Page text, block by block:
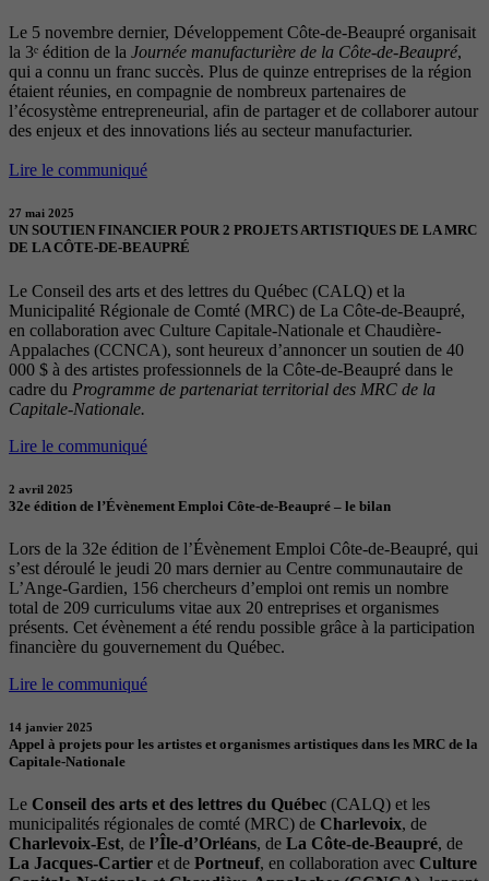
Le 5 novembre dernier, Développement Côte-de-Beaupré organisait
la 3ᵉ édition de la Journée manufacturière de la Côte-de-Beaupré,
qui a connu un franc succès. Plus de quinze entreprises de la région
étaient réunies, en compagnie de nombreux partenaires de
l’écosystème entrepreneurial, afin de partager et de collaborer autour
des enjeux et des innovations liés au secteur manufacturier.
Lire le communiqué
27 mai 2025
UN SOUTIEN FINANCIER POUR 2 PROJETS ARTISTIQUES DE LA MRC
DE LA CÔTE-DE-BEAUPRÉ
Le Conseil des arts et des lettres du Québec (CALQ) et la
Municipalité Régionale de Comté (MRC) de La Côte-de-Beaupré,
en collaboration avec Culture Capitale-Nationale et Chaudière-
Appalaches (CCNCA), sont heureux d’annoncer un soutien de 40
000 $ à des artistes professionnels de la Côte-de-Beaupré dans le
cadre du Programme de partenariat territorial des MRC de la
Capitale-Nationale.
Lire le communiqué
2 avril 2025
32e édition de l’Évènement Emploi Côte-de-Beaupré – le bilan
Lors de la 32e édition de l’Évènement Emploi Côte-de-Beaupré, qui
s’est déroulé le jeudi 20 mars dernier au Centre communautaire de
L’Ange-Gardien, 156 chercheurs d’emploi ont remis un nombre
total de 209 curriculums vitae aux 20 entreprises et organismes
présents. Cet évènement a été rendu possible grâce à la participation
financière du gouvernement du Québec.
Lire le communiqué
14 janvier 2025
Appel à projets pour les artistes et organismes artistiques dans les MRC de la
Capitale-Nationale
Le Conseil des arts et des lettres du Québec (CALQ) et les
municipalités régionales de comté (MRC) de Charlevoix, de
Charlevoix-Est, de l’Île-d’Orléans, de La Côte-de-Beaupré, de
La Jacques-Cartier et de Portneuf, en collaboration avec Culture